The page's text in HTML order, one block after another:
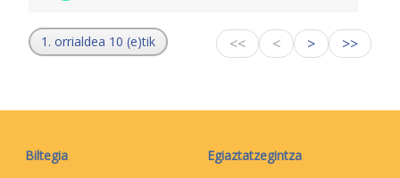
1. orrialdea 10 (e)tik << < > >>
Biltegia Egiaztatzegintza